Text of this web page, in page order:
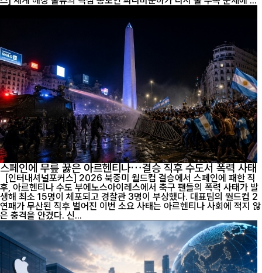
스페인에 무릎 꿇은 아르헨티나…결승 직후 수도서 폭력 사태
[인터내셔널포커스] 2026 북중미 월드컵 결승에서 스페인에 패한 직
후, 아르헨티나 수도 부에노스아이레스에서 축구 팬들의 폭력 사태가 발
생해 최소 15명이 체포되고 경찰관 3명이 부상했다. 대표팀의 월드컵 2
연패가 무산된 직후 벌어진 이번 소요 사태는 아르헨티나 사회에 적지 않
은 충격을 안겼다. 신...